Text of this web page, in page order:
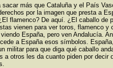
sacar más que Cataluña y el País
por la imagen que presta a
flamenco? De aquí. ¿El caballo de
vienen para ver toros, flamenco y
España, pero ven Andalucía.
a España esos símbolos.
militar para que diga qué caballo
a otros les da cuanto piden por decir